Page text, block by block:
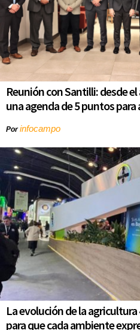
Reunión con Santilli: desde
una agenda de 5 puntos
Porinfocampo
La evolución de la
para que cada ambiente